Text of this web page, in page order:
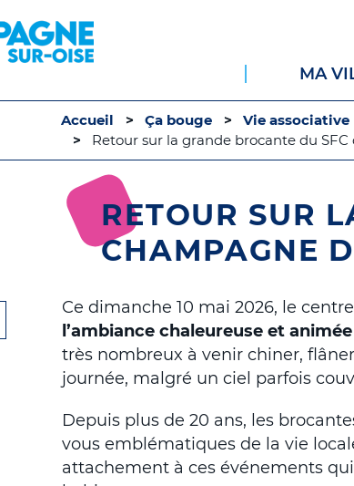
MA
Accueil Ça bouge Vie associative
Retour sur la grande brocante du
RETOUR SUR
CHAMPAGNE
Ce dimanche 10 mai 2026, le
l’ambiance chaleureuse et animée
très nombreux à venir chiner,
journée, malgré un ciel parfois
Depuis plus de 20 ans, les
vous emblématiques de la vie
attachement à ces événements